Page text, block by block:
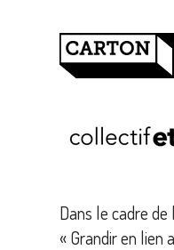
Dans le cadre de
« Grandir en lien